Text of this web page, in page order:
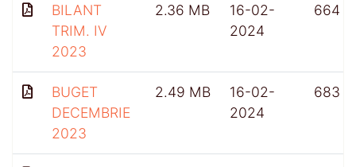
BILANT
TRIM. IV
2023
2.36 MB
16-02-
2024
664
BUGET
DECEMBRIE
2023
2.49 MB
16-02-
2024
683